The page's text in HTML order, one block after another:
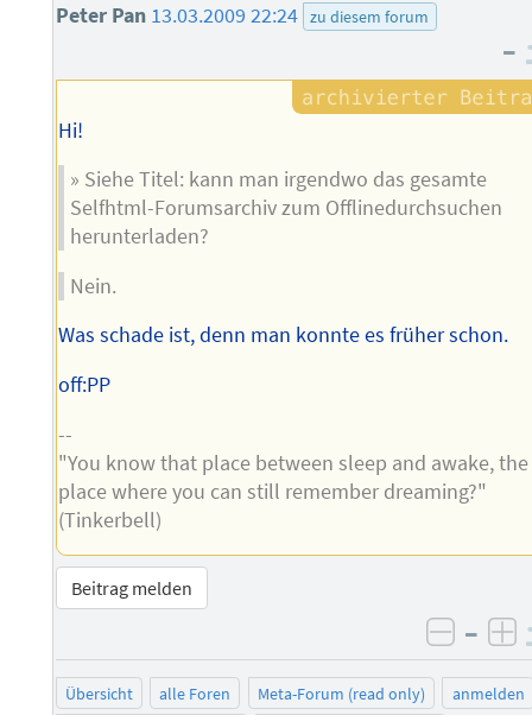
Peter Pan 13.03.2009 22:24 zu diesem forum
–
Hi!
» Siehe Titel: kann man irgendwo das gesamte
Selfhtml-Forumsarchiv zum Offlinedurchsuchen
herunterladen?
Nein.
Was schade ist, denn man konnte es früher schon.
off:PP
--
"You know that place between sleep and awake, the
place where you can still remember dreaming?"
(Tinkerbell)
Beitrag melden
–
Übersicht alle Foren Meta-Forum (read only)
anmelden